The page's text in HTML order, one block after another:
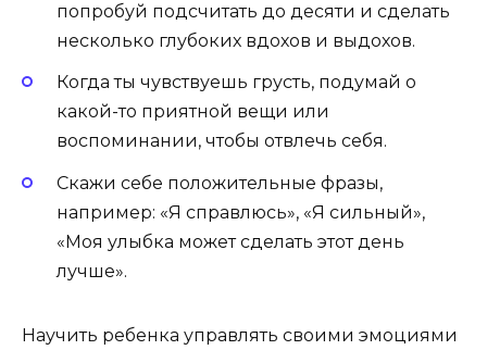
попробуй подсчитать до десяти и сделать
несколько глубоких вдохов и выдохов.
Когда ты чувствуешь грусть, подумай о
какой-то приятной вещи или
воспоминании, чтобы отвлечь себя.
Скажи себе положительные фразы,
например: «Я справлюсь», «Я сильный»,
«Моя улыбка может сделать этот день
лучше».
Научить ребенка управлять своими эмоциями